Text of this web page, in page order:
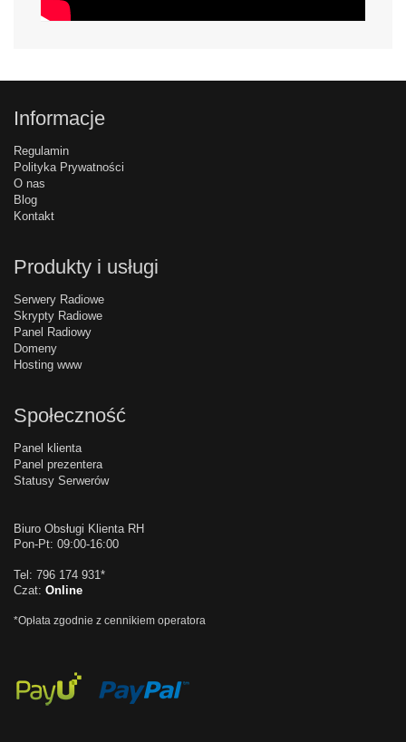
Informacje
Regulamin
Polityka Prywatności
O nas
Blog
Kontakt
Produkty i usługi
Serwery Radiowe
Skrypty Radiowe
Panel Radiowy
Domeny
Hosting www
Społeczność
Panel klienta
Panel prezentera
Statusy Serwerów
Biuro Obsługi Klienta RH
Pon-Pt: 09:00-16:00
Tel: 796 174 931*
Czat: Online
*Opłata zgodnie z cennikiem operatora